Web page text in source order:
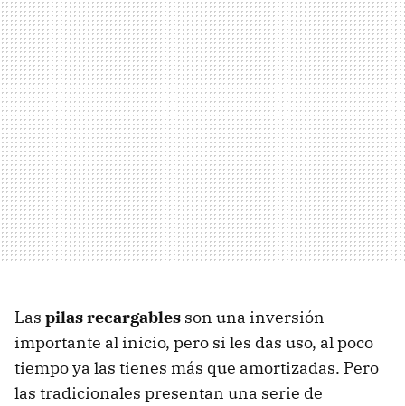
Las pilas recargables son una inversión
importante al inicio, pero si les das uso, al poco
tiempo ya las tienes más que amortizadas. Pero
las tradicionales presentan una serie de